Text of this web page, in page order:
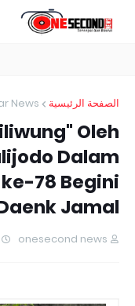
الصفحة الرئيسية News
Oleh
Dalam
78 Begini
Jamal
onesecond news